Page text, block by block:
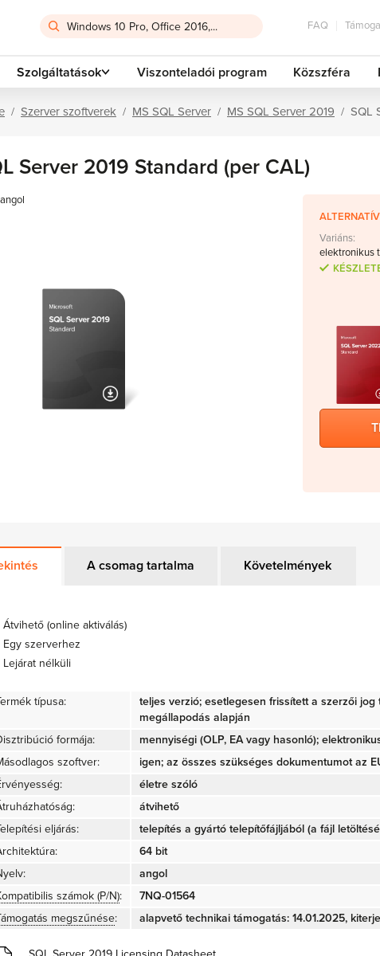
FAQ
Szolgáltatások Viszonteladói program Közszféra
Szerver szoftverek MS SQL Server MS SQL Server 2019 SQL
Server 2019 Standard (per CAL)
angol
Variáns:
elektronikus
A csomag tartalma Követelmények
Átvihető (online aktiválás)
Egy szerverhez
Lejárat nélküli
típusa:
teljes verzió; esetlegesen frissített a szerzői
megállapodás alapján
formája:
mennyiségi (OLP, EA vagy hasonló);
szoftver:
igen; az összes szükséges dokumentumot az
életre szóló
átvihető
eljárás:
telepítés a gyártó telepítőfájljából (a fájl
64 bit
angol
számok (P/N):
7NQ-01564
megszűnése: alapvető technikai támogatás: 14.01.2025,